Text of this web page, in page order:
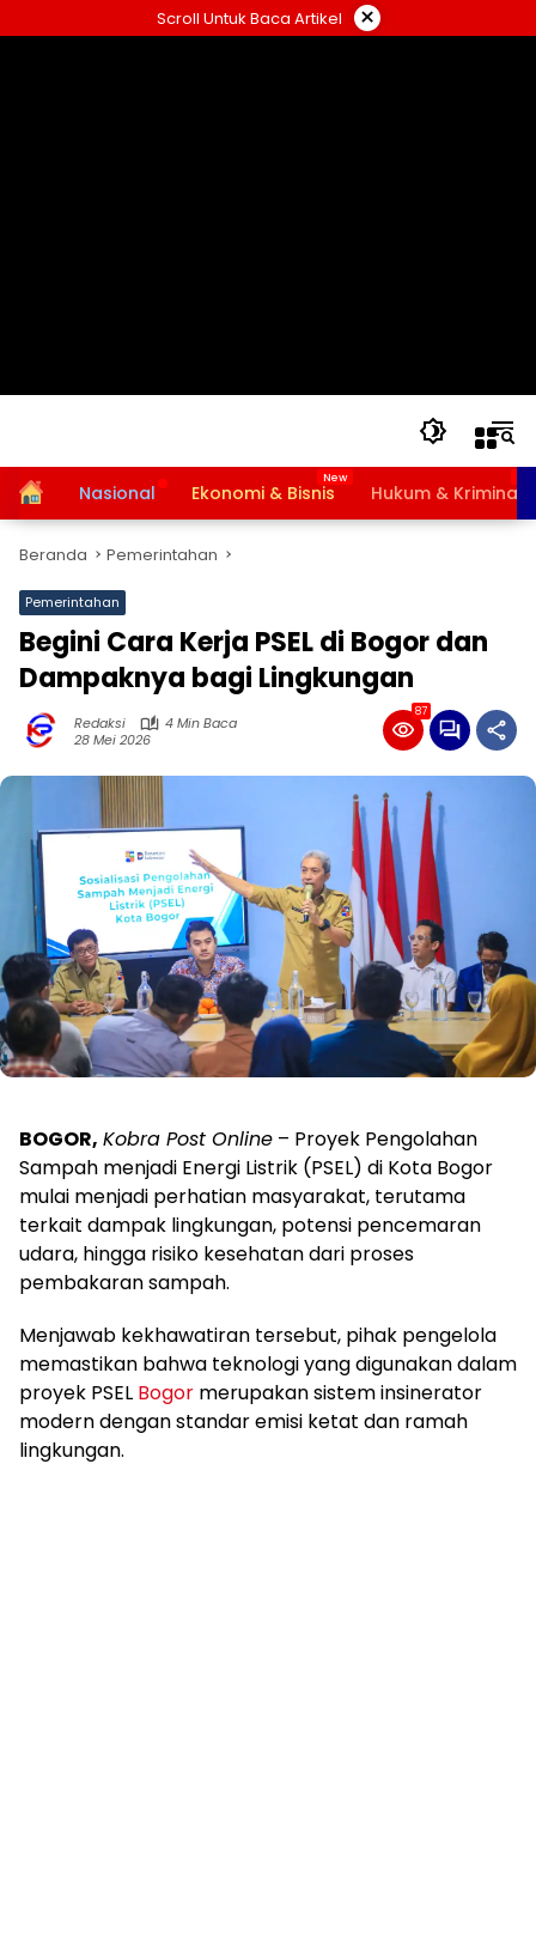
ke
Scroll Untuk Baca Artikel ×
HomeNasional Ekonomi & Bisnis Hukum & Kriminal
Beranda Pemerintahan
Pemerintahan
Begini Cara Kerja PSEL di Bogor dan
Dampaknya bagi Lingkungan
Redaksi
4 Min Baca
28 Mei 2026
87
BOGOR, Kobra Post Online – Proyek Pengolahan
Sampah menjadi Energi Listrik (PSEL) di Kota Bogor
mulai menjadi perhatian masyarakat, terutama
terkait dampak lingkungan, potensi pencemaran
udara, hingga risiko kesehatan dari proses
pembakaran sampah.
Menjawab kekhawatiran tersebut, pihak pengelola
memastikan bahwa teknologi yang digunakan dalam
proyek PSEL Bogor merupakan sistem insinerator
modern dengan standar emisi ketat dan ramah
lingkungan.